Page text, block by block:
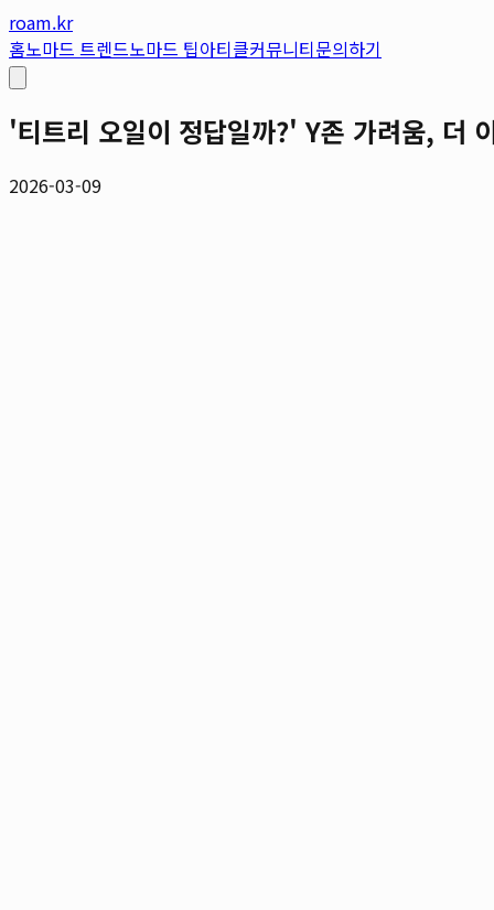
roam.kr
홈노마드 트렌드노마드 팁아티클커뮤니티문의하기
'티트리 오일이 정답일까?' Y존 가려움, 더
2026-03-09